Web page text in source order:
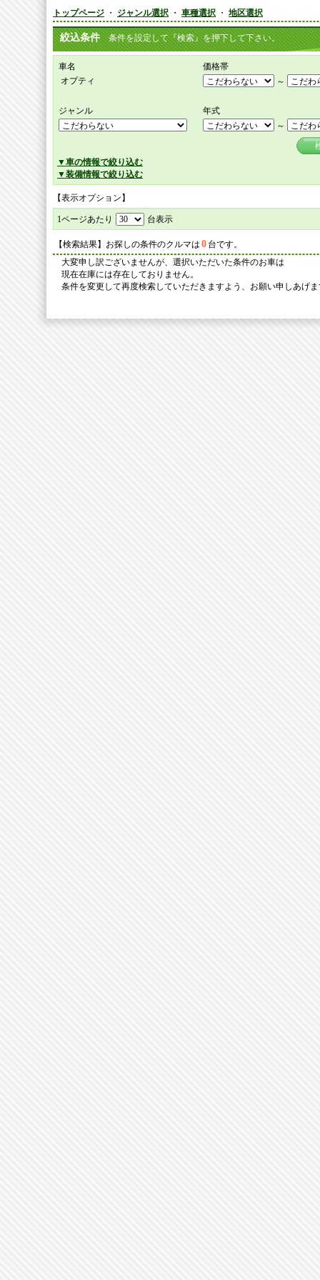
トップページ ・ ジャンル選択 ・ 車種選択 ・ 地区選択
絞込条件 条件を設定して『検索』を押下して下さい。
車名
価格帯
オプティ
～
ジャンル
年式
～
▼車の情報で絞り込む
▼装備情報で絞り込む
【表示オプション】
1ページあたり 台表示
【検索結果】お探しの条件のクルマは 0 台です。
大変申し訳ございませんが、選択いただいた条件のお車は
現在在庫には存在しておりません。
条件を変更して再度検索していただきますよう、お願い申しあげ